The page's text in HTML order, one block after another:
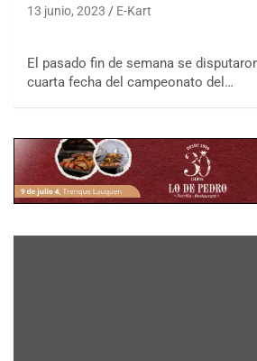
13 junio, 2023 E-Kart
El pasado fin de semana se
cuarta fecha del campeonato del…